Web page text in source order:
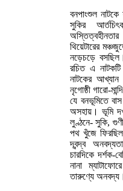
বনপাংশুল নাটকে
সুকির
থিয়েটারের
নড়েচড়ে
রচিত এ
নাটকের
নৃগোষ্ঠী গারো-
যে বনভূমিতে
অসহায়। ভূমি
লুণ্ঠনে- সুকি,
পথ খুঁজে
দ্বন্দ্ব
চারদিকে দর্শক-
নানা
তারুণ্যে অনবদ্য।